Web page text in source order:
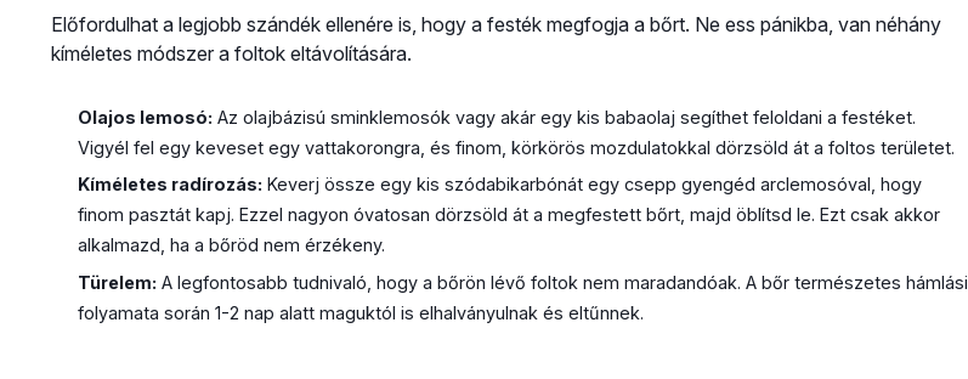
Előfordulhat a legjobb szándék ellenére is, hogy a festék megfogja a bőrt. Ne ess pánikba, van néhány
kíméletes módszer a foltok eltávolítására.
Olajos lemosó: Az olajbázisú sminklemosók vagy akár egy kis babaolaj segíthet feloldani a festéket.
Vigyél fel egy keveset egy vattakorongra, és finom, körkörös mozdulatokkal dörzsöld át a foltos területet.
Kíméletes radírozás: Keverj össze egy kis szódabikarbónát egy csepp gyengéd arclemosóval, hogy
finom pasztát kapj. Ezzel nagyon óvatosan dörzsöld át a megfestett bőrt, majd öblítsd le. Ezt csak akkor
alkalmazd, ha a bőröd nem érzékeny.
Türelem: A legfontosabb tudnivaló, hogy a bőrön lévő foltok nem maradandóak. A bőr természetes hámlási
folyamata során 1-2 nap alatt maguktól is elhalványulnak és eltűnnek.